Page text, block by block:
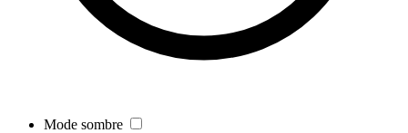
Mode sombre